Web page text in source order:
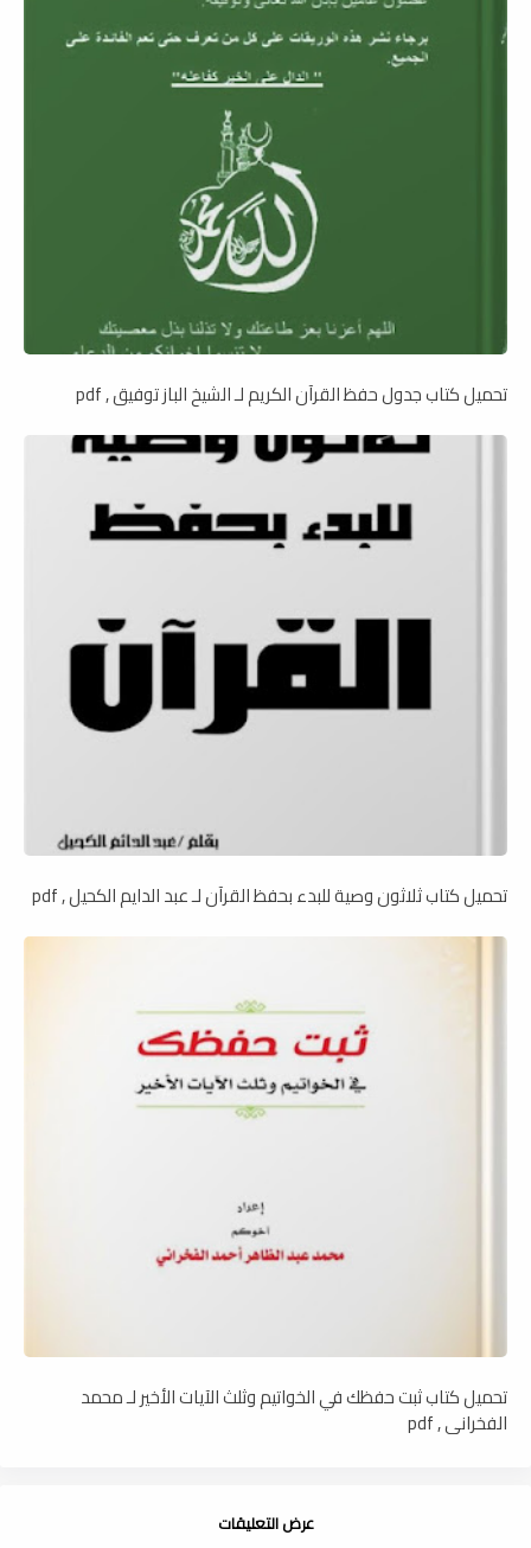
تحميل كتاب جدول حفظ القرآن الكريم لـ الشيخ الباز توفيق , pdf
تحميل كتاب ثلاثون وصية للبدء بحفظ القرآن لـ عبد الدايم الكحيل , pdf
تحميل كتاب ثبت حفظك في الخواتيم وثلث الآيات الأخير لـ محمد
الفخراني , pdf
عرض التعليقات